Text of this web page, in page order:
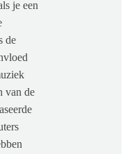
je een
de
van de